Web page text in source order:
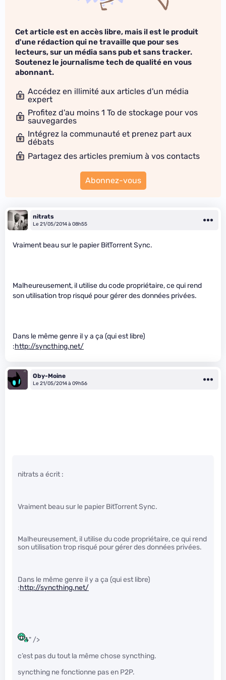
Cet article est en accès libre, mais il est le produit
d'une rédaction qui ne travaille que pour ses
lecteurs, sur un média sans pub et sans tracker.
Soutenez le journalisme tech de qualité en vous
abonnant.
Accédez en illimité aux articles d'un média
expert
Profitez d'au moins 1 To de stockage pour vos
sauvegardes
Intégrez la communauté et prenez part aux
débats
Partagez des articles premium à vos contacts
Abonnez-vous
nitrats
Le 21/05/2014 à 08h55
Vraiment beau sur le papier BitTorrent Sync.
Malheureusement, il utilise du code propriétaire, ce qui rend
son utilisation trop risqué pour gérer des données privées.
Dans le même genre il y a ça (qui est libre)
:http://syncthing.net/
Oby-Moine
Le 21/05/2014 à 09h56
nitrats a écrit :
Vraiment beau sur le papier BitTorrent Sync.
Malheureusement, il utilise du code propriétaire, ce qui rend
son utilisation trop risqué pour gérer des données privées.
Dans le même genre il y a ça (qui est libre)
:http://syncthing.net/
" />
c’est pas du tout la même chose syncthing.
syncthing ne fonctionne pas en P2P.